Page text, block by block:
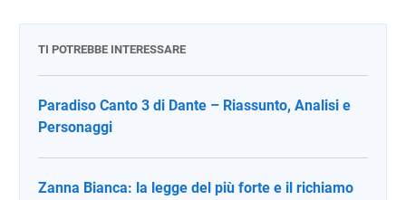
TI POTREBBE INTERESSARE
Paradiso Canto 3 di Dante – Riassunto, Analisi e
Personaggi
Zanna Bianca: la legge del più forte e il richiamo